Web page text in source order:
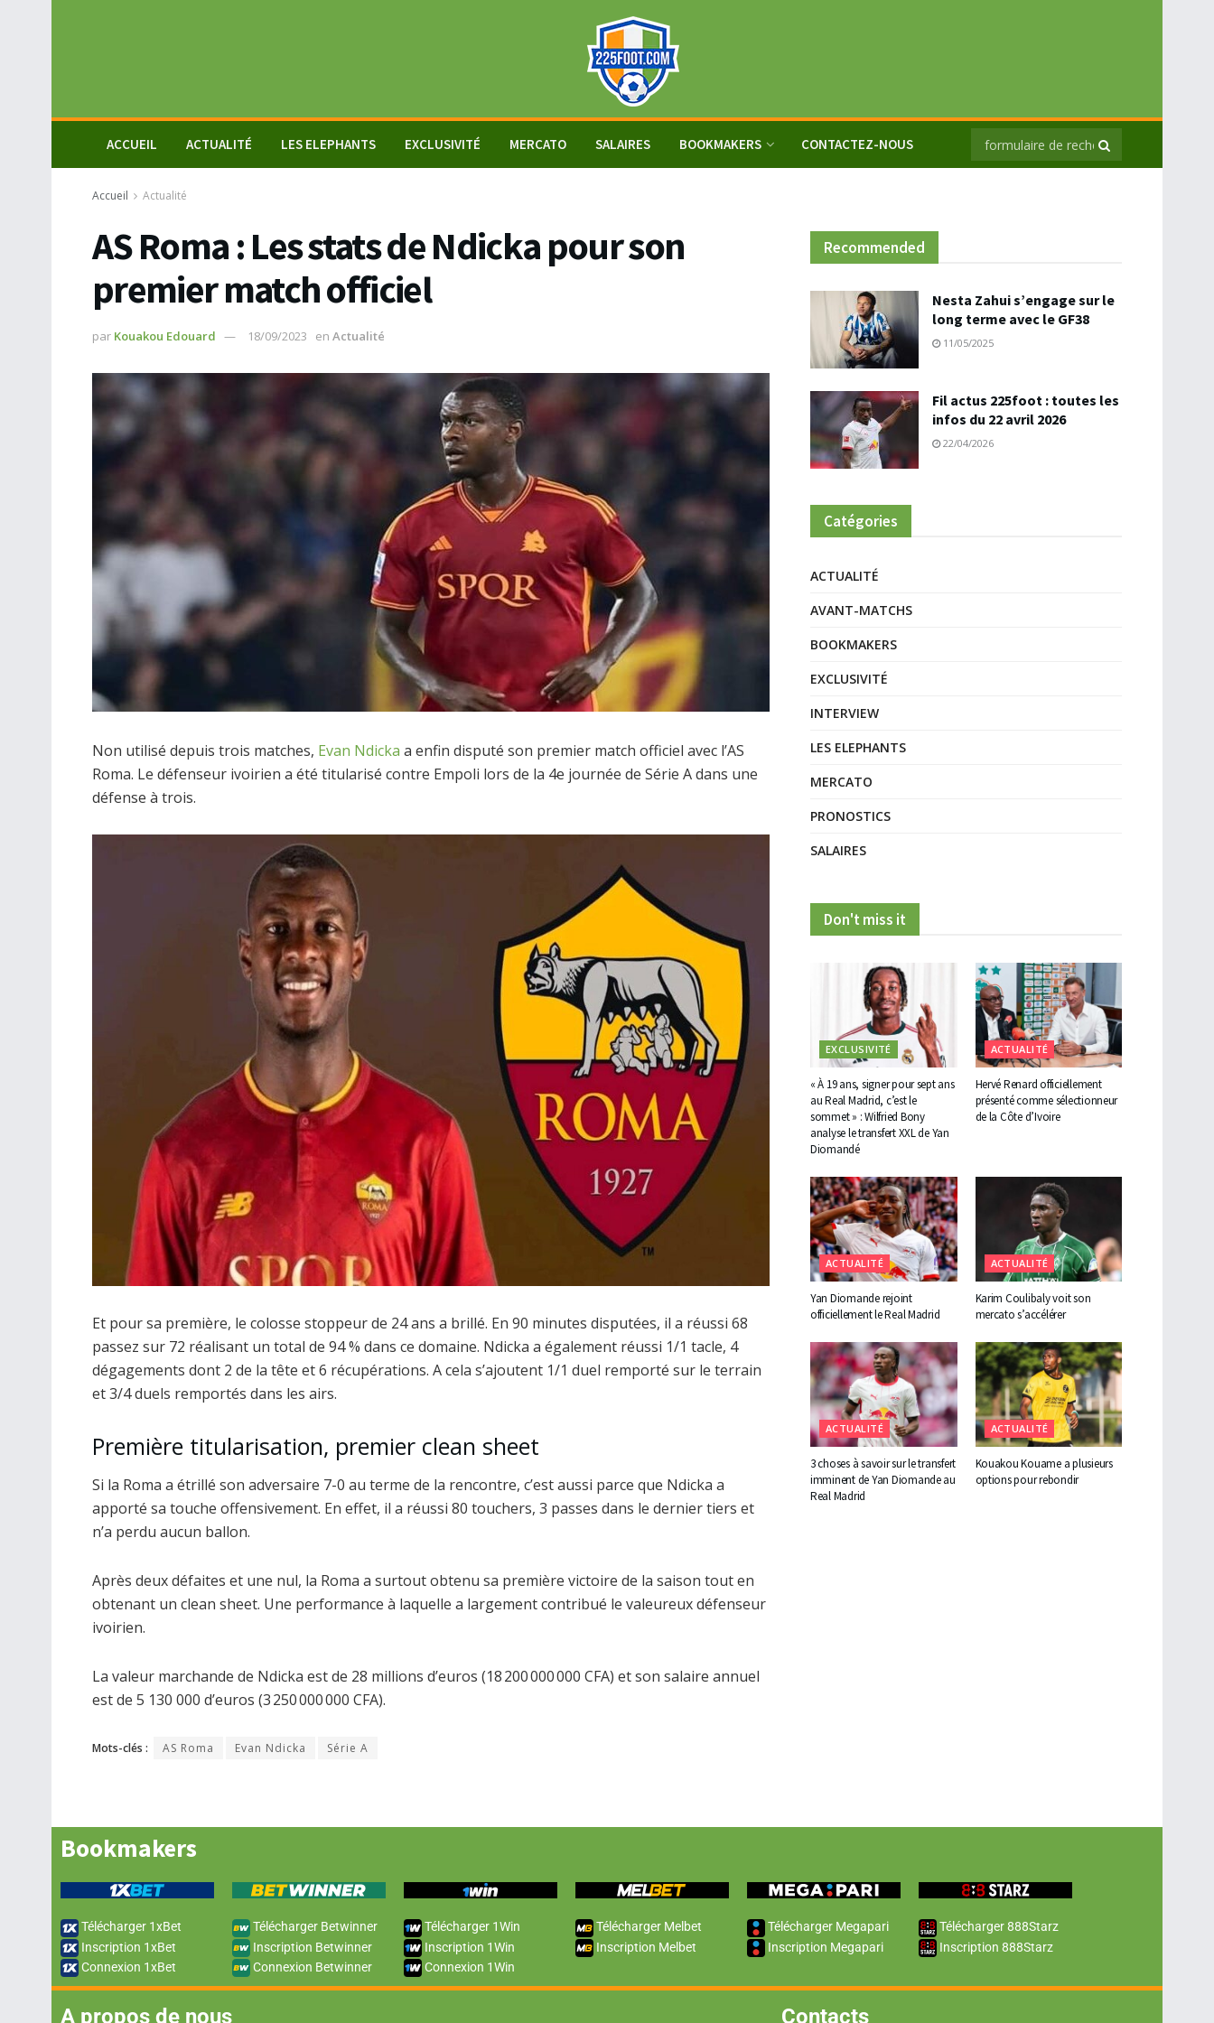
ACCUEIL ACTUALITÉ LES ELEPHANTS EXCLUSIVITÉ MERCATO SALAIRES BOOKMAKERS CONTACTEZ-NOUS
Accueil Actualité
AS Roma : Les stats de Ndicka pour son
premier match officiel
par Kouakou Edouard 18/09/2023 en Actualité
Non utilisé depuis trois matches, Evan Ndicka a enfin disputé son premier match officiel avec l’AS
Roma. Le défenseur ivoirien a été titularisé contre Empoli lors de la 4e journée de Série A dans une
défense à trois.
Et pour sa première, le colosse stoppeur de 24 ans a brillé. En 90 minutes disputées, il a réussi 68
passez sur 72 réalisant un total de 94 % dans ce domaine. Ndicka a également réussi 1/1 tacle, 4
dégagements dont 2 de la tête et 6 récupérations. A cela s’ajoutent 1/1 duel remporté sur le terrain
et 3/4 duels remportés dans les airs.
Première titularisation, premier clean sheet
Si la Roma a étrillé son adversaire 7-0 au terme de la rencontre, c’est aussi parce que Ndicka a
apporté sa touche offensivement. En effet, il a réussi 80 touchers, 3 passes dans le dernier tiers et
n’a perdu aucun ballon.
Après deux défaites et une nul, la Roma a surtout obtenu sa première victoire de la saison tout en
obtenant un clean sheet. Une performance à laquelle a largement contribué le valeureux défenseur
ivoirien.
La valeur marchande de Ndicka est de 28 millions d’euros (18 200 000 000 CFA) et son salaire annuel
est de 5 130 000 d’euros (3 250 000 000 CFA).
Mots-clés : AS Roma Evan Ndicka Série A
Recommended
Nesta Zahui s’engage sur le
long terme avec le GF38
11/05/2025
Fil actus 225foot : toutes les
infos du 22 avril 2026
22/04/2026
Catégories
ACTUALITÉ
AVANT-MATCHS
BOOKMAKERS
EXCLUSIVITÉ
INTERVIEW
LES ELEPHANTS
MERCATO
PRONOSTICS
SALAIRES
Don't miss it
EXCLUSIVITÉ
« À 19 ans, signer pour sept ans
au Real Madrid, c’est le
sommet » : Wilfried Bony
analyse le transfert XXL de Yan
Diomandé
ACTUALITÉ
Hervé Renard officiellement
présenté comme sélectionneur
de la Côte d’Ivoire
ACTUALITÉ
Yan Diomande rejoint
officiellement le Real Madrid
ACTUALITÉ
Karim Coulibaly voit son
mercato s’accélérer
ACTUALITÉ
3 choses à savoir sur le transfert
imminent de Yan Diomande au
Real Madrid
ACTUALITÉ
Kouakou Kouame a plusieurs
options pour rebondir
Bookmakers
Télécharger 1xBet
Inscription 1xBet
Connexion 1xBet
Télécharger Betwinner
Inscription Betwinner
Connexion Betwinner
Télécharger 1Win
Inscription 1Win
Connexion 1Win
Télécharger Melbet
Inscription Melbet
Télécharger Megapari
Inscription Megapari
Télécharger 888Starz
Inscription 888Starz
A propos de nous Contacts